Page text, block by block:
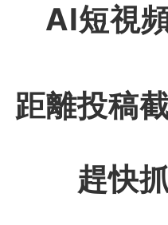
AI短視
距離投稿
趕快